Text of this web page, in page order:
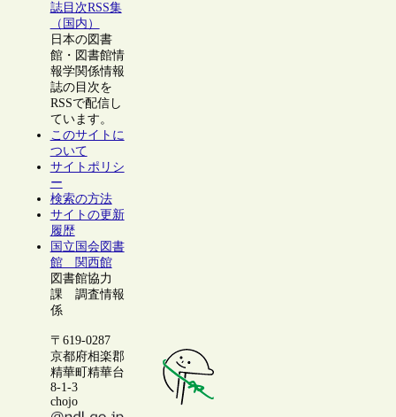
誌目次RSS集
（国内）
日本の図書
館・図書館情
報学関係情報
誌の目次を
RSSで配信し
ています。
このサイトに
ついて
サイトポリシ
ー
検索の方法
サイトの更新
履歴
国立国会図書
館 関西館
図書館協力
課 調査情報
係
〒619-0287
京都府相楽郡
精華町精華台
8-1-3
chojo